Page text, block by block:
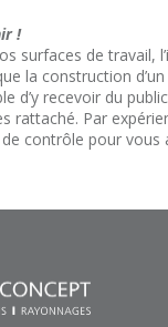
!
surfaces de travail,
la construction
d’y recevoir du
rattaché. Par
contrôle pour